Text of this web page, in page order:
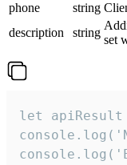
phone
string
description
string
set
let